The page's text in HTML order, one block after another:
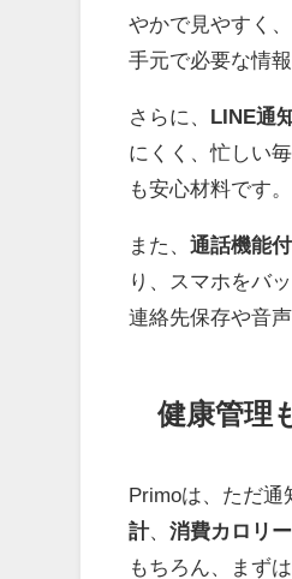
やかで見やすく
手元で必要な情
さらに、 LINE通
にくく、忙しい
も安心材料です。
また、通話機能
り、スマホをバ
連絡先保存や音
健康管理
Primoは、ただ
計、消費カロリー
もちろん、まず